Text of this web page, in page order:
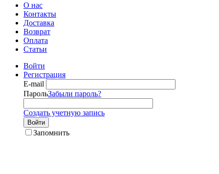
О нас
Контакты
Доставка
Возврат
Оплата
Статьи
Войти
Регистрация
E-mail
ПарольЗабыли пароль?
Создать учетную запись
Войти
Запомнить